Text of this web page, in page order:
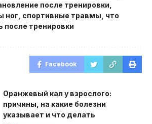
после тренировки
ног спортивные травмы что
после тренировки
Facebook
Оранжевый кал у взрослого:
причины, на какие болезни
указывает и что делать